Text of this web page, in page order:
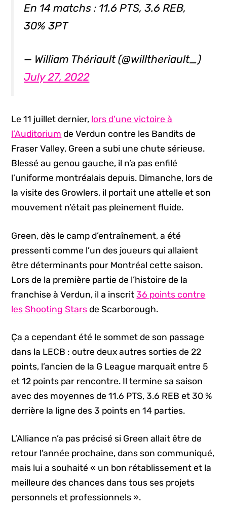
En 14 matchs : 11.6 PTS, 3.6 REB,
30% 3PT
— William Thériault (@willtheriault_)
July 27, 2022
Le 11 juillet dernier, lors d’une victoire à
l’Auditorium de Verdun contre les Bandits de
Fraser Valley, Green a subi une chute sérieuse.
Blessé au genou gauche, il n’a pas enfilé
l’uniforme montréalais depuis. Dimanche, lors de
la visite des Growlers, il portait une attelle et son
mouvement n’était pas pleinement fluide.
Green, dès le camp d’entraînement, a été
pressenti comme l’un des joueurs qui allaient
être déterminants pour Montréal cette saison.
Lors de la première partie de l’histoire de la
franchise à Verdun, il a inscrit36 points contre
les Shooting Stars de Scarborough.
Ça a cependant été le sommet de son passage
dans la LECB : outre deux autres sorties de 22
points, l’ancien de la G League marquait entre 5
et 12 points par rencontre. Il termine sa saison
avec des moyennes de 11.6 PTS, 3.6 REB et 30 %
derrière la ligne des 3 points en 14 parties.
L’Alliance n’a pas précisé si Green allait être de
retour l’année prochaine, dans son communiqué,
mais lui a souhaité « un bon rétablissement et la
meilleure des chances dans tous ses projets
personnels et professionnels ».